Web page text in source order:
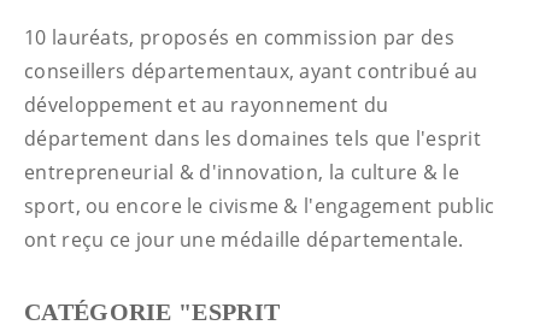
10 lauréats, proposés en commission par des
conseillers départementaux, ayant contribué au
développement et au rayonnement du
département dans les domaines tels que l'esprit
entrepreneurial & d'innovation, la culture & le
sport, ou encore le civisme & l'engagement public
ont reçu ce jour une médaille départementale.
CATÉGORIE "ESPRIT